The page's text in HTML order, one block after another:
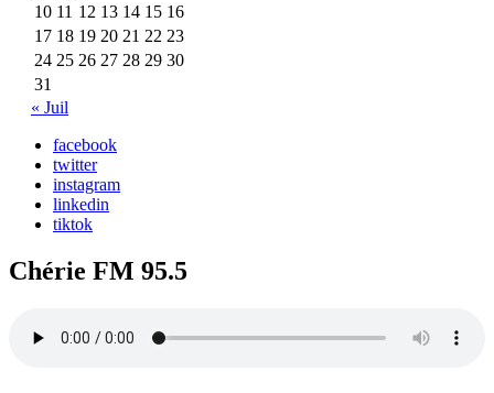
10 11 12 13 14 15 16
17 18 19 20 21 22 23
24 25 26 27 28 29 30
31
« Juil
facebook
twitter
instagram
linkedin
tiktok
Chérie FM 95.5